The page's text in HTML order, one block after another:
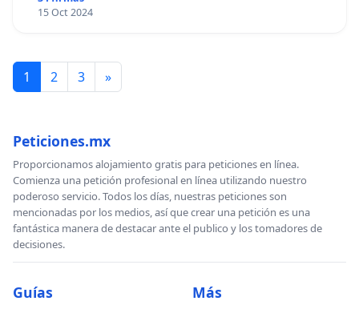
15 Oct 2024
1 2 3 »
Peticiones.mx
Proporcionamos alojamiento gratis para peticiones en línea.
Comienza una petición profesional en línea utilizando nuestro
poderoso servicio. Todos los días, nuestras peticiones son
mencionadas por los medios, así que crear una petición es una
fantástica manera de destacar ante el publico y los tomadores de
decisiones.
Guías Más